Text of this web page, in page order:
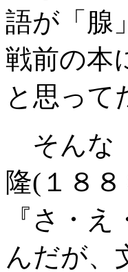
語が「腺
戦前の本
と思って
そんな
隆(１８
『さ・
んだが、